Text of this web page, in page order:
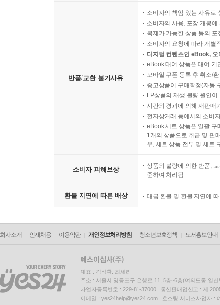
반품/교환 불가사유
소비자의 책임 있는 사유로
소비자의 사용, 포장 개봉
복제가 가능한 상품 등의
소비자의 요청에 따라 개별
디지털 컨텐츠인 eBook,
eBook 대여 상품은 대여 기
모바일 쿠폰 등록 후 취소/
중고상품이 구매확정(자동
LP상품의 재생 불량 원인
시간의 경과에 의해 재판매
전자상거래 등에서의 소비
eBook 세트 상품은 일괄 구
1개의 상품으로 취급 및 판
우, 세트 상품 전부 및 세트
소비자 피해보상
상품의 불량에 의한 반품,
준하여 처리됨
환불 지연에 따른 배상 대금 환불 및 환불 지연에
회사소개 인재채용 이용약관 개인정보처리방침 청소년보호정책 도서홍보안내
대표 : 김석환, 최세라
주소 : 서울시 영등포구 은행로 11, 5층~6층(여의도동,일신
사업자등록번호 : 229-81-37000 통신판매업신고 : 제
이메일 : yes24help@yes24.com 호스팅 서비스사업자 :